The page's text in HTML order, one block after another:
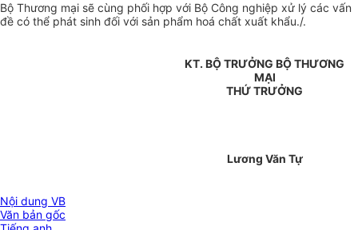
Bộ Thương mại sẽ cùng phối hợp với Bộ Công nghiệp xử lý các vấn
đề có thể phát sinh đối với sản phẩm hoá chất xuất khẩu./.
KT. BỘ TRƯỞNG BỘ THƯƠNG
MẠI
THỨ TRƯỞNG
Lương Văn Tự
Nội dung VB
Văn bản gốc